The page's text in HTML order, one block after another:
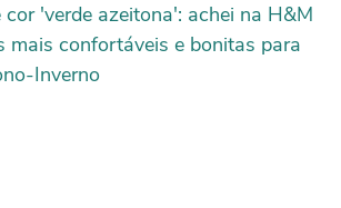
cor 'verde azeitona': achei na H&M
mais confortáveis e bonitas para
Inverno